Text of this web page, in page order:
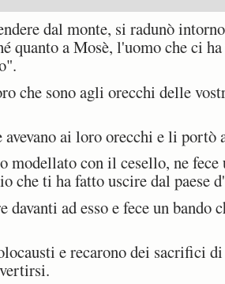
dal monte, si radunò
quanto a Mosè, l'uomo che ci
che sono agli orecchi delle
ai loro orecchi e li portò
modellato con il cesello, ne
che ti ha fatto uscire dal paese
ad esso e fece un bando
e recarono dei sacrifici